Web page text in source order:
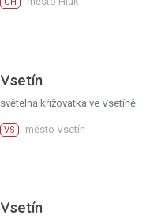
UH
Vsetín
světelná křižovatka ve Vsetíně
VS město Vsetín
Vsetín